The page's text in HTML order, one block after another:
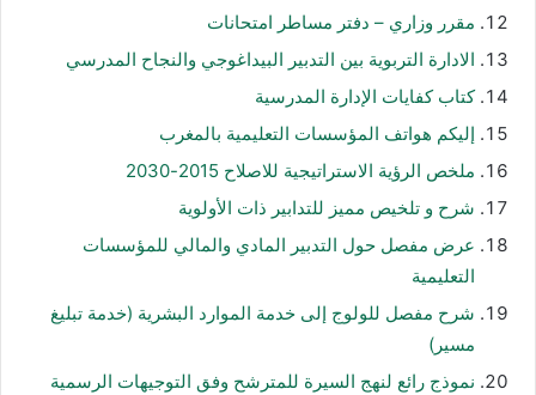
مقرر وزاري – دفتر مساطر امتحانات
الادارة التربوية بين التدبير البيداغوجي والنجاح المدرسي
كتاب كفايات الإدارة المدرسية
إليكم هواتف المؤسسات التعليمية بالمغرب
ملخص الرؤية الاستراتيجية للاصلاح 2015-2030
شرح و تلخيص مميز للتدابير ذات الأولوية
عرض مفصل حول التدبير المادي والمالي للمؤسسات
التعليمية
شرح مفصل للولوج إلى خدمة الموارد البشرية (خدمة تبليغ
مسير)
نموذج رائع لنهج السيرة للمترشح وفق التوجيهات الرسمية